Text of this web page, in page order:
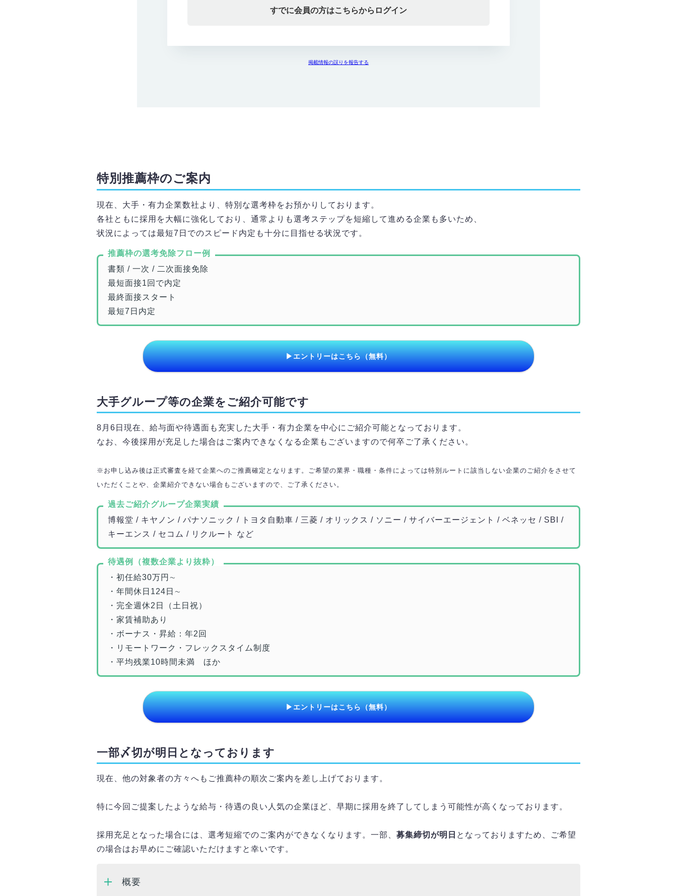
すでに会員の方はこちらからログイン
掲載情報の誤りを報告する
特別推薦枠のご案内
現在、大手・有力企業数社より、特別な選考枠をお預かりしております。
各社ともに採用を大幅に強化しており、通常よりも選考ステップを短縮して進める企業も多いため、
状況によっては最短7日でのスピード内定も十分に目指せる状況です。
推薦枠の選考免除フロー例
書類 / 一次 / 二次面接免除
最短面接1回で内定
最終面接スタート
最短7日内定
▶エントリーはこちら（無料）
大手グループ等の企業をご紹介可能です
8月6日 現在、給与面や待遇面も充実した大手・有力企業を中心にご紹介可能となっております。
なお、今後採用が充足した場合はご案内できなくなる企業もございますので何卒ご了承ください。
※お申し込み後は正式審査を経て企業へのご推薦確定となります。ご希望の業界・職種・条件によっては特別ルートに該当しない企業のご紹介をさせて
いただくことや、企業紹介できない場合もございますので、ご了承ください。
過去ご紹介グループ企業実績
博報堂 / キヤノン / パナソニック / トヨタ自動車 / 三菱 / オリックス / ソニー / サイバーエージェント / ベネッセ / SBI /
キーエンス / セコム / リクルート など
待遇例（複数企業より抜粋）
・初任給30万円∼
・年間休日124日∼
・完全週休2日（土日祝）
・家賃補助あり
・ボーナス・昇給：年2回
・リモートワーク・フレックスタイム制度
・平均残業10時間未満 ほか
▶エントリーはこちら（無料）
一部〆切が明日となっております
現在、他の対象者の方々へもご推薦枠の順次ご案内を差し上げております。
特に今回ご提案したような給与・待遇の良い人気の企業ほど、早期に採用を終了してしまう可能性が高くなっております。
採用充足となった場合には、選考短縮でのご案内ができなくなります。一部、 募集締切が明日 となっておりますため、ご希望
の場合はお早めにご確認いただけますと幸いです。
概要